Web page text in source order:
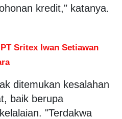
kredit," katanya.
Sritex Iwan Setiawan
ditemukan kesalahan
baik berupa
"Terdakwa